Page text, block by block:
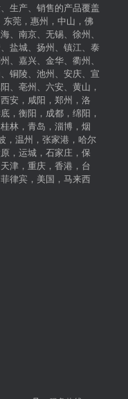
生产、销售的产品覆盖
莞，惠州，中山，佛
、南京、无锡、徐州、
盐城、扬州、镇江、泰
、嘉兴、金华、衢州、
铜陵、池州、安庆、宣
、亳州、六安、黄山，
安，咸阳，郑州，洛
，衡阳，成都，绵阳，
林，青岛，淄博，烟
，温州，张家港，哈尔
，运城，石家庄，保
津，重庆，香港，台
律宾，美国，马来西